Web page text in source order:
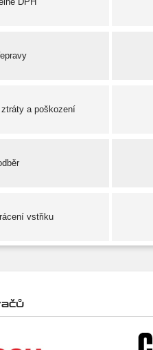
a poškození
vstřiku